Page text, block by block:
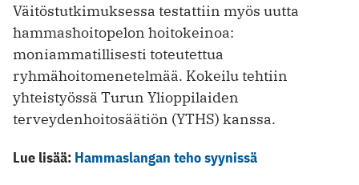
Väitöstutkimuksessa testattiin myös uutta
hammashoitopelon hoitokeinoa:
moniammatillisesti toteutettua
ryhmähoitomenetelmää. Kokeilu tehtiin
yhteistyössä Turun Ylioppilaiden
terveydenhoitosäätiön (YTHS) kanssa.
Lue lisää: Hammaslangan teho syynissä